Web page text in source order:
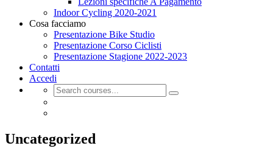
Indoor Cycling 2020-2021
Cosa facciamo
Presentazione Bike Studio
Presentazione Corso Ciclisti
Presentazione Stagione 2022-2023
Contatti
Accedi
Uncategorized